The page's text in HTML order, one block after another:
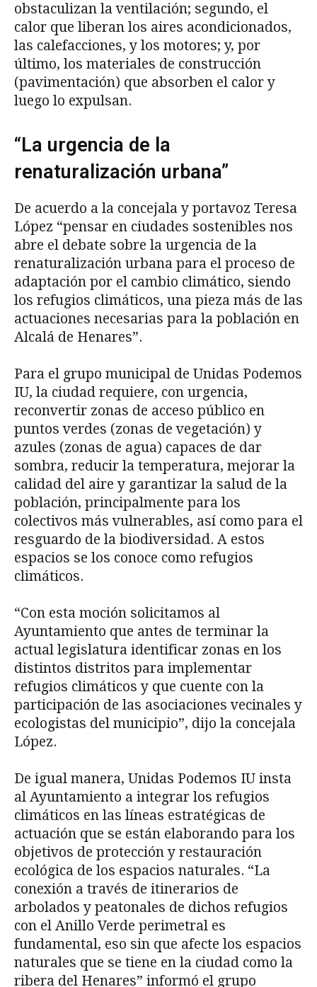
obstaculizan la ventilación; segundo, el
calor que liberan los aires acondicionados,
las calefacciones, y los motores; y, por
último, los materiales de construcción
(pavimentación) que absorben el calor y
luego lo expulsan.
“La urgencia de la
renaturalización urbana”
De acuerdo a la concejala y portavoz Teresa
López “pensar en ciudades sostenibles nos
abre el debate sobre la urgencia de la
renaturalización urbana para el proceso de
adaptación por el cambio climático, siendo
los refugios climáticos, una pieza más de las
actuaciones necesarias para la población en
Alcalá de Henares”.
Para el grupo municipal de Unidas Podemos
IU, la ciudad requiere, con urgencia,
reconvertir zonas de acceso público en
puntos verdes (zonas de vegetación) y
azules (zonas de agua) capaces de dar
sombra, reducir la temperatura, mejorar la
calidad del aire y garantizar la salud de la
población, principalmente para los
colectivos más vulnerables, así como para el
resguardo de la biodiversidad. A estos
espacios se los conoce como refugios
climáticos.
“Con esta moción solicitamos al
Ayuntamiento que antes de terminar la
actual legislatura identificar zonas en los
distintos distritos para implementar
refugios climáticos y que cuente con la
participación de las asociaciones vecinales y
ecologistas del municipio”, dijo la concejala
López.
De igual manera, Unidas Podemos IU insta
al Ayuntamiento a integrar los refugios
climáticos en las líneas estratégicas de
actuación que se están elaborando para los
objetivos de protección y restauración
ecológica de los espacios naturales. “La
conexión a través de itinerarios de
arbolados y peatonales de dichos refugios
con el Anillo Verde perimetral es
fundamental, eso sin que afecte los espacios
naturales que se tiene en la ciudad como la
ribera del Henares” informó el grupo